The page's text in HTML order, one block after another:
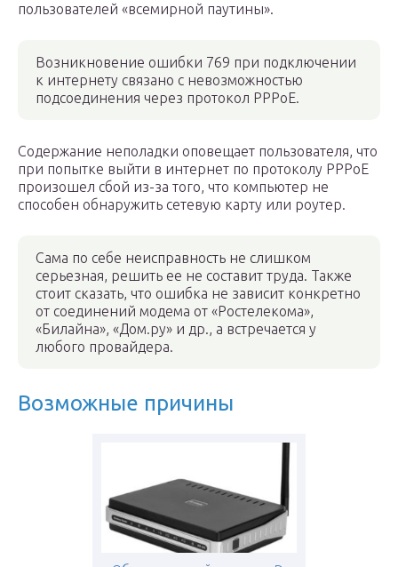
пользователей «всемирной паутины».
Возникновение ошибки 769 при подключении
к интернету связано с невозможностью
подсоединения через протокол PPPoE.
Содержание неполадки оповещает пользователя, что
при попытке выйти в интернет по протоколу PPPoE
произошел сбой из-за того, что компьютер не
способен обнаружить сетевую карту или роутер.
Сама по себе неисправность не слишком
серьезная, решить ее не составит труда. Также
стоит сказать, что ошибка не зависит конкретно
от соединений модема от «Ростелекома»,
«Билайна», «Дом.ру» и др., а встречается у
любого провайдера.
Возможные причины